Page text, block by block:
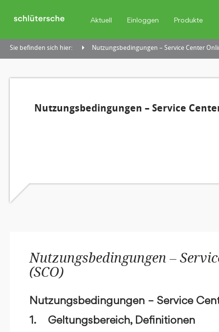
Aktuell Einloggen Produkte
Sie befinden sich hier: Nutzungsbedingungen – Service Center
Nutzungsbedingungen – Service
Nutzungsbedingungen –
(SCO)
Nutzungsbedingungen – Service
1. Geltungsbereich, Definitionen